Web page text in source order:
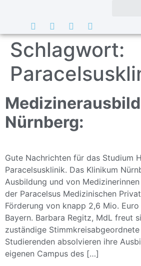
Schlagwort:
Nürnberg:
Gute Nachrichten für das Studium
Paracelsusklinik. Das Klinikum
Ausbildung und von
der Paracelsus Medizinischen
Förderung von knapp 2,6 Mio.
Bayern. Barbara Regitz, MdL freut
zuständige
Studierenden absolvieren ihre
eigenen Campus des […]